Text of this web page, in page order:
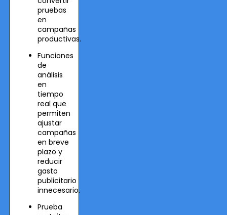
pruebas
en
campañas
productivas.
Funciones
de
análisis
en
tiempo
real que
permiten
ajustar
campañas
en breve
plazo y
reducir
gasto
publicitario
innecesario.
Prueba